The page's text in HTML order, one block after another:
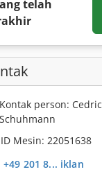
telah
Kontak person: Cedric
Schuhmann
ID Mesin: 22051638
+49 201 8... iklan